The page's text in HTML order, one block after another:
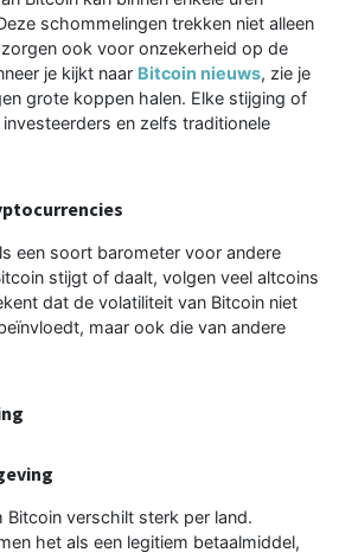
schommelingen trekken niet alleen
ook voor onzekerheid op de
je kijkt naar Bitcoin nieuws, zie je
grote koppen halen. Elke stijging of
en zelfs traditionele
een soort barometer voor andere
stijgt of daalt, volgen veel altcoins
dat de volatiliteit van Bitcoin niet
maar ook die van andere
Bitcoin verschilt sterk per land.
het als een legitiem betaalmiddel,